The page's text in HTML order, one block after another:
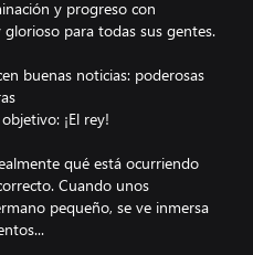
y progreso con
para todas sus gentes.
buenas noticias: poderosas
¡El rey!
qué está ocurriendo
Cuando unos
pequeño, se ve inmersa